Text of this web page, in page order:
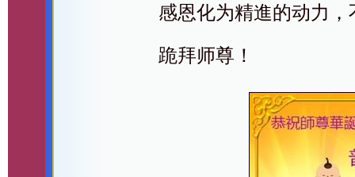
感恩化为精進的动力
跪拜师尊！